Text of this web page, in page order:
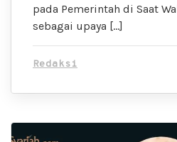
pada Pemerintah di Saat
sebagai upaya […]
Redaksi